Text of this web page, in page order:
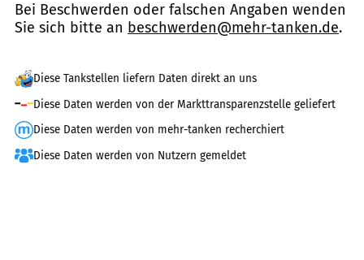
Bei Beschwerden oder falschen Angaben wenden
Sie sich bitte an beschwerden@mehr-tanken.de.
Diese Tankstellen liefern Daten direkt an uns
Diese Daten werden von der Markttransparenzstelle geliefert
Diese Daten werden von mehr-tanken recherchiert
Diese Daten werden von Nutzern gemeldet